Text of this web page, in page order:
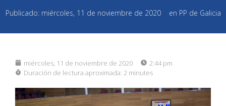
Publicado: miércoles, 11 de noviembre de 2020 en PP de Galicia
miércoles, 11 de noviembre de 2020
2:44 pm
Duración de lectura aproximada: 2 minutes